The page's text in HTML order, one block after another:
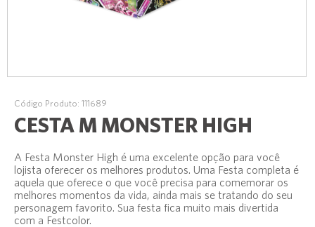
Código Produto: 111689
CESTA M MONSTER HIGH
A Festa Monster High é uma excelente opção para você
lojista oferecer os melhores produtos. Uma Festa completa é
aquela que oferece o que você precisa para comemorar os
melhores momentos da vida, ainda mais se tratando do seu
personagem favorito. Sua festa fica muito mais divertida
com a Festcolor.